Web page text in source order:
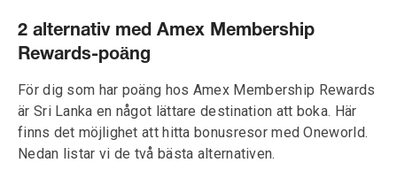
2 alternativ med Amex Membership
Rewards-poäng
För dig som har poäng hos Amex Membership Rewards
är Sri Lanka en något lättare destination att boka. Här
finns det möjlighet att hitta bonusresor med Oneworld.
Nedan listar vi de två bästa alternativen.